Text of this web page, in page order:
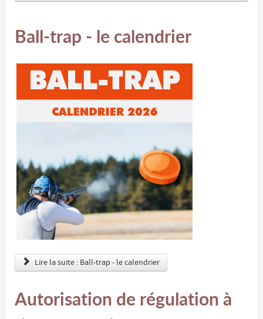
Ball-trap - le calendrier
Lire la suite : Ball-trap - le calendrier
Autorisation de régulation à